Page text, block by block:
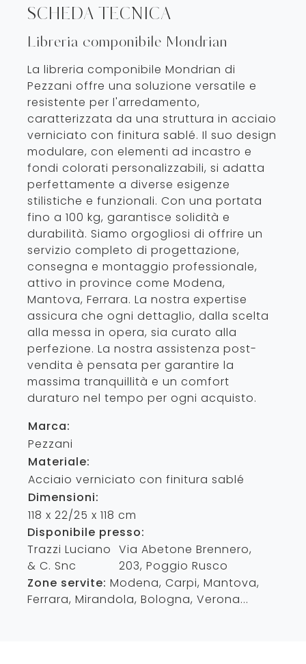
SCHEDA TECNICA
Libreria componibile Mondrian
La libreria componibile Mondrian di
Pezzani offre una soluzione versatile e
resistente per l'arredamento,
caratterizzata da una struttura in acciaio
verniciato con finitura sablé. Il suo design
modulare, con elementi ad incastro e
fondi colorati personalizzabili, si adatta
perfettamente a diverse esigenze
stilistiche e funzionali. Con una portata
fino a 100 kg, garantisce solidità e
durabilità. Siamo orgogliosi di offrire un
servizio completo di progettazione,
consegna e montaggio professionale,
attivo in province come Modena,
Mantova, Ferrara. La nostra expertise
assicura che ogni dettaglio, dalla scelta
alla messa in opera, sia curato alla
perfezione. La nostra assistenza post-
vendita è pensata per garantire la
massima tranquillità e un comfort
duraturo nel tempo per ogni acquisto.
Marca:
Pezzani
Materiale:
Acciaio verniciato con finitura sablé
Dimensioni:
118 x 22/25 x 118 cm
Disponibile presso:
Trazzi Luciano
& C. Snc
Via Abetone Brennero,
203, Poggio Rusco
Zone servite: Modena, Carpi, Mantova,
Ferrara, Mirandola, Bologna, Verona...